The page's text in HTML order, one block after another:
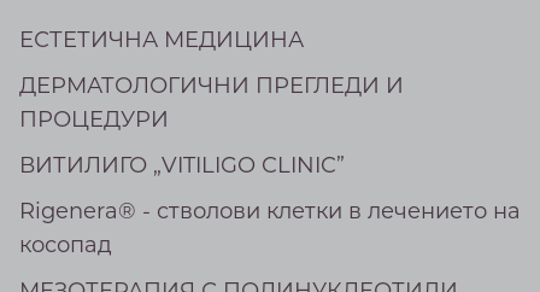
ЕСТЕТИЧНА МЕДИЦИНА
ДЕРМАТОЛОГИЧНИ ПРЕГЛЕДИ И
ПРОЦЕДУРИ
ВИТИЛИГО „VITILIGO CLINIC”
Rigenera® - стволови клетки в лечението на
косопад